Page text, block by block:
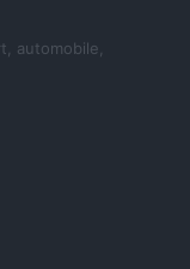
automobile,